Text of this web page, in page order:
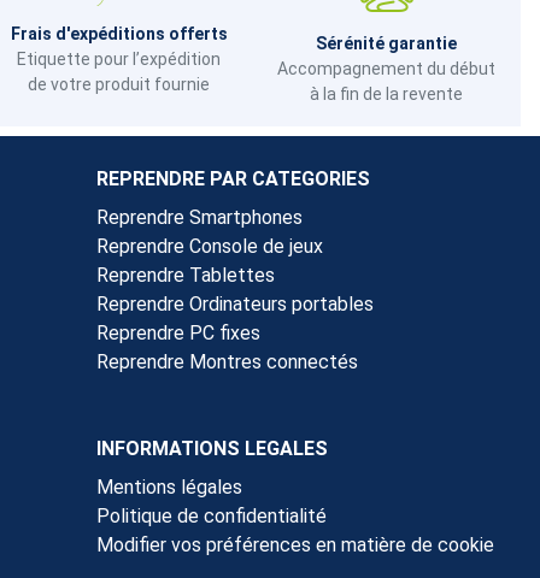
Frais d'expéditions offerts
Etiquette pour l’expédition
de votre produit fournie
Sérénité garantie
Accompagnement du début
à la fin de la revente
REPRENDRE PAR CATEGORIES
Reprendre Smartphones
Reprendre Console de jeux
Reprendre Tablettes
Reprendre Ordinateurs portables
Reprendre PC fixes
Reprendre Montres connectés
INFORMATIONS LEGALES
Mentions légales
Politique de confidentialité
Modifier vos préférences en matière de cookie